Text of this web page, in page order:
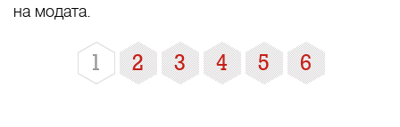
на модата.
1 2 3 4 5 6